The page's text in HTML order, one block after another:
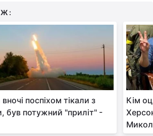
поспіхом тікали з
був потужний "приліт" -
Кім